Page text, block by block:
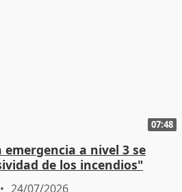
07:48
a nivel 3 se
de los incendios"
24/07/2026